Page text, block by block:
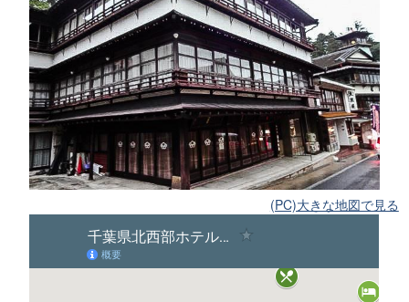
(PC)大きな地図で見る